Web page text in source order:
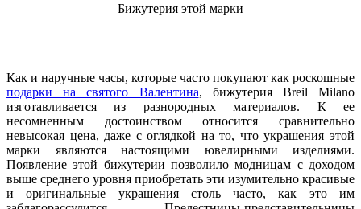
Бижутерия этой марки
Как и наручные часы, которые часто покупают как роскошные
подарки на святого Валентина, бижутерия Breil Milano
изготавливается из разнородных материалов. К ее
несомненным достоинством относится сравнительно
невысокая цена, даже с оглядкой на то, что украшения этой
марки являются настоящими ювелирными изделиями.
Появление этой бижутерии позволило модницам с доходом
выше среднего уровня приобретать эти изумительно красивые
и оригинальные украшения столь часто, как это им